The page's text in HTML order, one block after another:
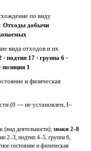
по виду
Отходы добычи
вида отходов и их
· подтип 17 · группа 6 ·
позиция 1
и физическая
(0 — не установлен, I–
(вид деятельности); знаки 2–8
2–3, подтип 4–5, группа 6,
состояние и физическая